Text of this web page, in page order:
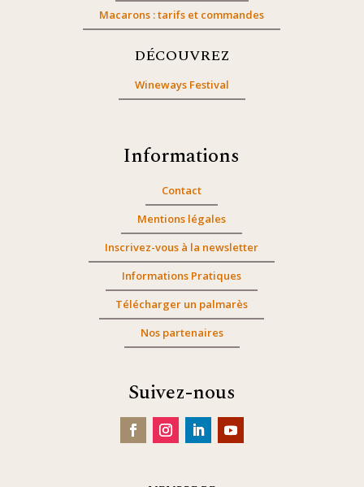
Macarons : tarifs et commandes
DÉCOUVREZ
Wineways Festival
Informations
Contact
Mentions légales
Inscrivez-vous à la newsletter
Informations Pratiques
Télécharger un palmarès
Nos partenaires
Suivez-nous